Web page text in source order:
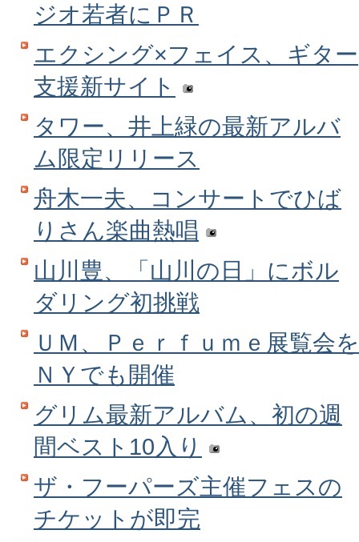
ジオ若者にＰＲ
エクシング×フェイス、ギター
支援新サイト
タワー、井上緑の最新アルバ
ム限定リリース
舟木一夫、コンサートでひば
りさん楽曲熱唱
山川豊、「山川の日」にボル
ダリング初挑戦
ＵＭ、Ｐｅｒｆｕｍｅ展覧会を
ＮＹでも開催
グリム最新アルバム、初の週
間ベスト10入り
ザ・フーパーズ主催フェスの
チケットが即完